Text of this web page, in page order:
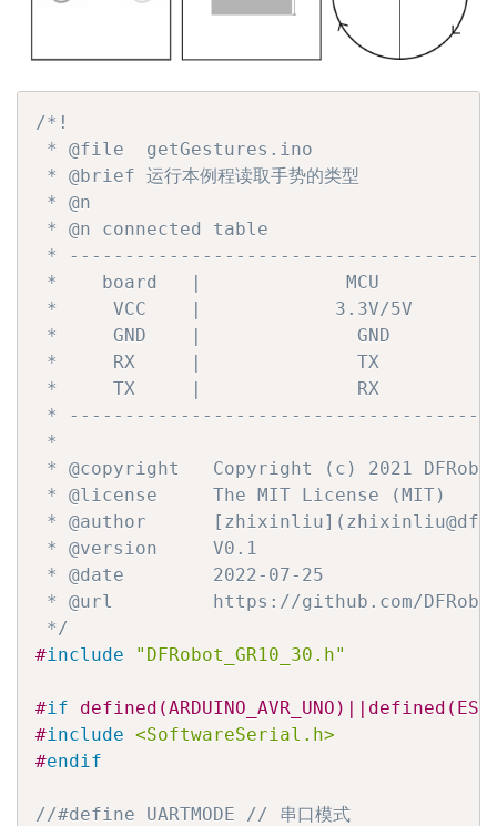
/*!
* @file  getGestures.ino
* @brief 运行本例程读取手势的类型
* @n
* @n connected table
*
*    board   |             MCU                |
*     VCC    |            3.3V/5V
*     GND    |              GND
*     RX     |              TX
*     TX     |              RX
*
*
* @copyright   Copyright (c) 2021
* @license     The MIT License (MIT)
* @author
* @version     V0.1
* @date        2022-07-25
* @url         https://github.com/DFRobor/
*/
#include "DFRobot_GR10_30.h"
#if
#include <SoftwareSerial.h>
#endif
//#define UARTMODE // 串口模式